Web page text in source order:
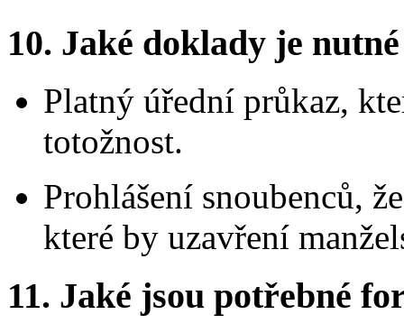
10. Jaké doklady je
Platný úřední průkaz,
totožnost.
Prohlášení snoubenců,
které by uzavření
11. Jaké jsou potřebné